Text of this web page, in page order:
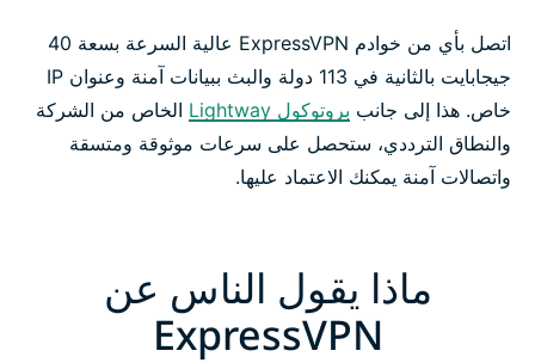
اتصل بأي من خوادم ExpressVPN عالية السرعة بسعة 40
جيجابايت بالثانية في 113 دولة والبث ببيانات آمنة وعنوان IP
خاص. هذا إلى جانب بروتوكول Lightway
الخاص من الشركة
والنطاق الترددي، ستحصل على سرعات موثوقة ومتسقة
واتصالات آمنة يمكنك الاعتماد عليها.
ماذا يقول الناس عن
ExpressVPN